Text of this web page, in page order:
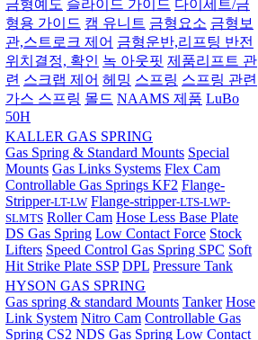
금형예도 슬라이드 가이드 다이세트/금
형용 가이드 캠 유니트 금형요소 금형보
관,스트로크 제어 금형운반,리프팅 반전
위치결정, 확인 녹 아웃핏 제품리프트 관
련 스크랩 제어 헤밍 스프링 스프링 관련
가스 스프링 몰드 NAAMS 제품 LuBo
50H
KALLER GAS SPRING
Gas Spring & Standard Mounts Special
Mounts Gas Links Systems Flex Cam
Controllable Gas Springs KF2 Flange-
Stripper-LT-LW Flange-stripper-LTS-LWP-
SLMTS Roller Cam Hose Less Base Plate
DS Gas Spring Low Contact Force Stock
Lifters Speed Control Gas Spring SPC Soft
Hit Strike Plate SSP DPL Pressure Tank
HYSON GAS SPRING
Gas spring & standard Mounts Tanker Hose
Link System Nitro Cam Controllable Gas
Spring CS2 NDS Gas Spring Low Contact